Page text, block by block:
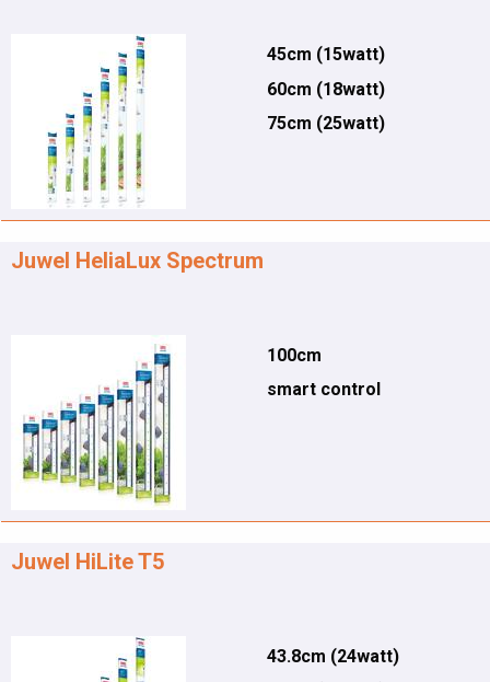
45cm (15watt)
60cm (18watt)
75cm (25watt)
Juwel HeliaLux Spectrum
100cm
smart control
Juwel HiLite T5
43.8cm (24watt)